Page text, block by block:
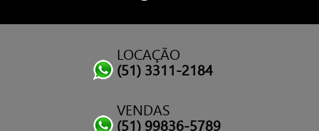
LOCAÇÃO
(51) 3311-2184
VENDAS
(51) 99836-5789